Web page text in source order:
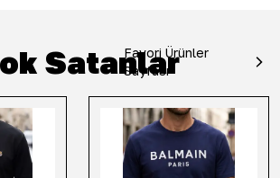
Satanlar
Favori Ürünler
Sayfası